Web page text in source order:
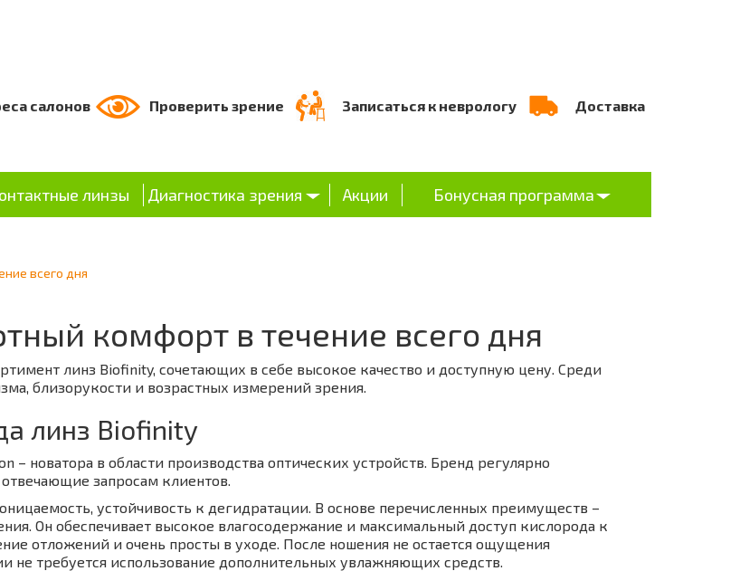
салонов Проверить зрение Записаться к неврологу Доставка
линзы Диагностика зрения Акции Бонусная программа
всего дня
комфорт в течение всего дня
линз Biofinity, сочетающих в себе высокое качество и доступную цену. Среди
близорукости и возрастных измерений зрения.
линз Biofinity
новатора в области производства оптических устройств. Бренд регулярно
запросам клиентов.
устойчивость к дегидратации. В основе перечисленных преимуществ –
Он обеспечивает высокое влагосодержание и максимальный доступ кислорода к
отложений и очень просты в уходе. После ношения не остается ощущения
не требуется использование дополнительных увлажняющих средств.